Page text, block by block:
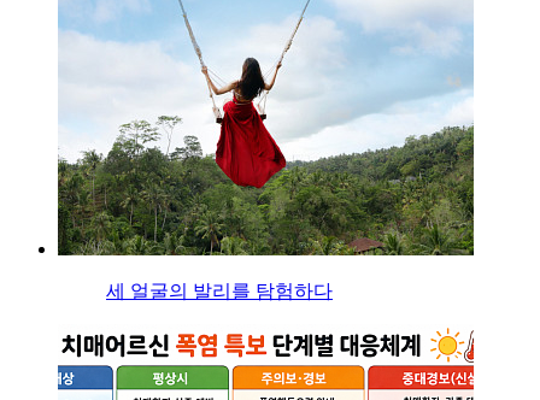
세 얼굴의 발리를 탐험하다